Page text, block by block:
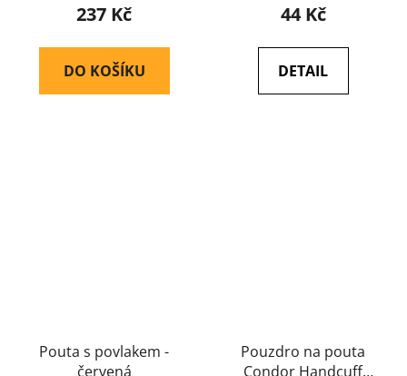
237 Kč
DO KOŠÍKU
44 Kč
DETAIL
Pouta s povlakem -
červená
Pouzdro na pouta
Condor Handcuff